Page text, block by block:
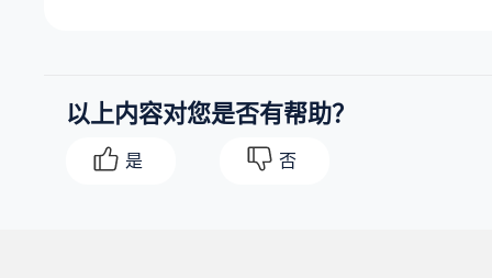
以上内容对您是否有帮助？
是 否